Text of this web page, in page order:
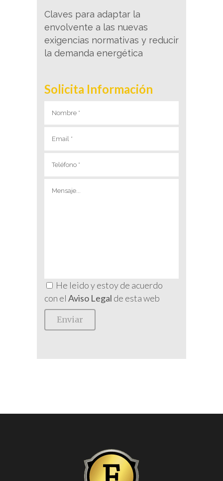
Claves para adaptar la
envolvente a las nuevas
exigencias normativas y reducir
la demanda energética
Solicita Información
He leido y estoy de acuerdo
con el Aviso Legal de esta web